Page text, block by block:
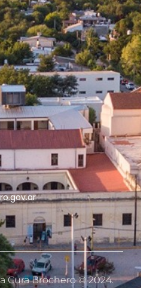
Cura Brochero © 2024.